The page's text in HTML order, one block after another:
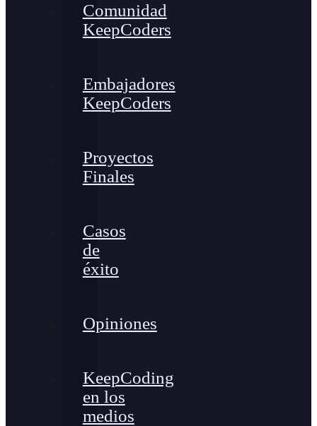
Comunidad
KeepCoders
Embajadores
KeepCoders
Proyectos
Finales
Casos
de
éxito
Opiniones
KeepCoding
en los
medios